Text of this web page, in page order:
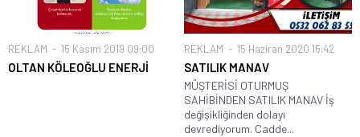
REKLAM 15 Kasım 2019 09:00
OLTAN KÖLEOĞLU ENERJİ
REKLAM 15 Haziran 2020 15:42
SATILIK MANAV
MÜŞTERİSİ OTURMUŞ
SAHİBİNDEN SATILIK MANAV İş
değişikliğinden dolayı
devrediyorum. Cadde...